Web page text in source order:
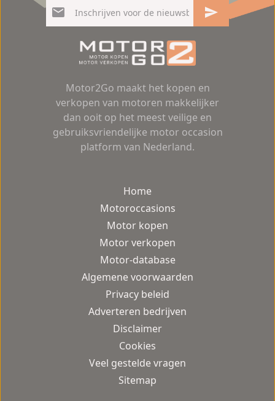
Motor2Go maakt het kopen en
verkopen van motoren makkelijker
dan ooit op het meest veilige en
gebruiksvriendelijke motor occasion
platform van Nederland.
Home
Motoroccasions
Motor kopen
Motor verkopen
Motor-database
Algemene voorwaarden
Privacy beleid
Adverteren bedrijven
Disclaimer
Cookies
Veel gestelde vragen
Sitemap